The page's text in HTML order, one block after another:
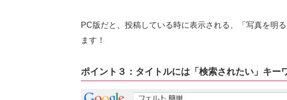
PC版だと、投稿している時に表示される、「写真を明
ます！
ポイント３：タイトルには「検索されたい」キー